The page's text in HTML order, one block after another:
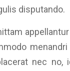
disputando.
menandri
nec no,